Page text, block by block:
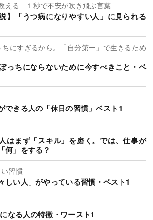
える １秒で不安が吹き飛ぶ言葉
】「うつ病になりやすい人」に見られる
ちにすぎるから。「自分第一」で生きるため
っちにならないために今すべきこと・ベ
できる人の「休日の習慣」ベスト1
はまず「スキル」を磨く。では、仕事が
何」をする？
習慣
しい人」がやっている習慣・ベスト1
なる人の特徴・ワースト1